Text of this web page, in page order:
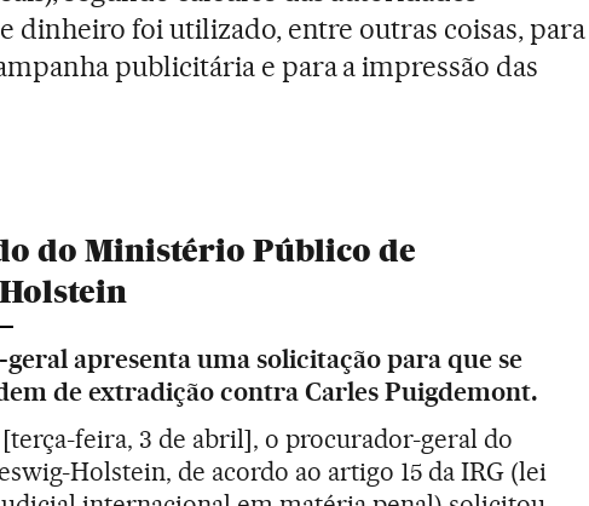
dinheiro foi utilizado, entre outras coisas, para
publicitária e para a impressão das
do Ministério Público de
apresenta uma solicitação para que se
de extradição contra Carles Puigdemont.
feira, 3 de abril], o procurador-geral do
Holstein, de acordo ao artigo 15 da IRG (lei